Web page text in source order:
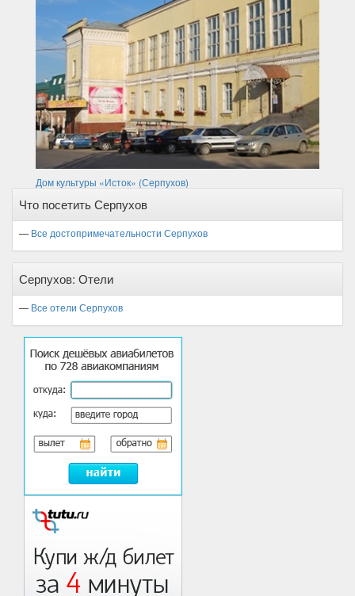
Дом культуры «Исток» (Серпухов)
Что посетить Серпухов
— Все достопримечательности Серпухов
Серпухов: Отели
— Все отели Серпухов